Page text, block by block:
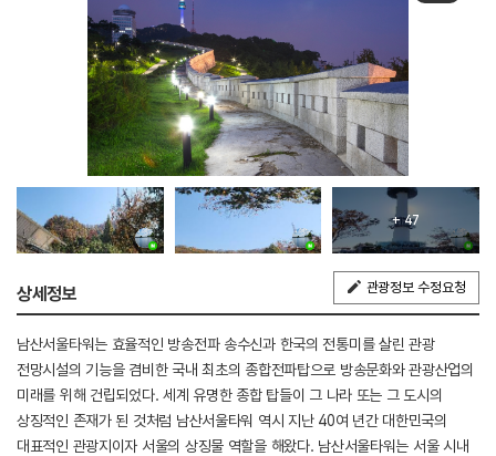
+ 47
상세정보 관광정보 수정요청
남산서울타워는 효율적인 방송전파 송수신과 한국의 전통미를 살린 관광
전망시설의 기능을 겸비한 국내 최초의 종합전파탑으로 방송문화와 관광산업의
미래를 위해 건립되었다. 세계 유명한 종합 탑들이 그 나라 또는 그 도시의
상징적인 존재가 된 것처럼 남산서울타워 역시 지난 40여 년간 대한민국의
대표적인 관광지이자 서울의 상징물 역할을 해왔다. 남산서울타워는 서울 시내